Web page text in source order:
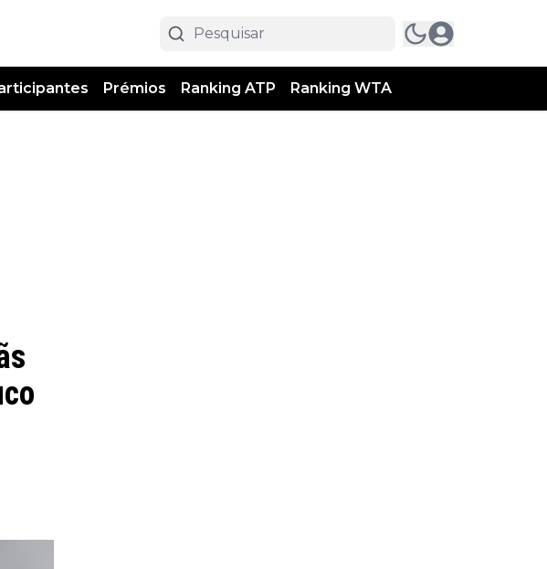
Prémios Ranking ATP Ranking WTA